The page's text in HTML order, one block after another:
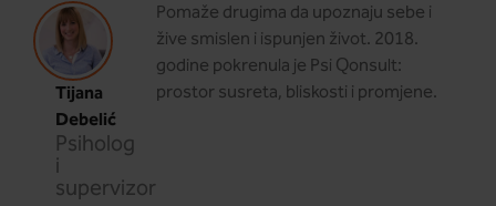
Tijana
Debelić
Psiholog
i
supervizor
Pomaže drugima da upoznaju sebe i
žive smislen i ispunjen život. 2018.
godine pokrenula je Psi Qonsult:
prostor susreta, bliskosti i promjene.